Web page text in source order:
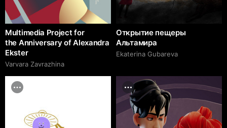
Multimedia Project for
the Anniversary of Alexandra
Ekster
Varvara Zavrazhina
Открытие пещеры
Альтамира
Ekaterina Gubareva